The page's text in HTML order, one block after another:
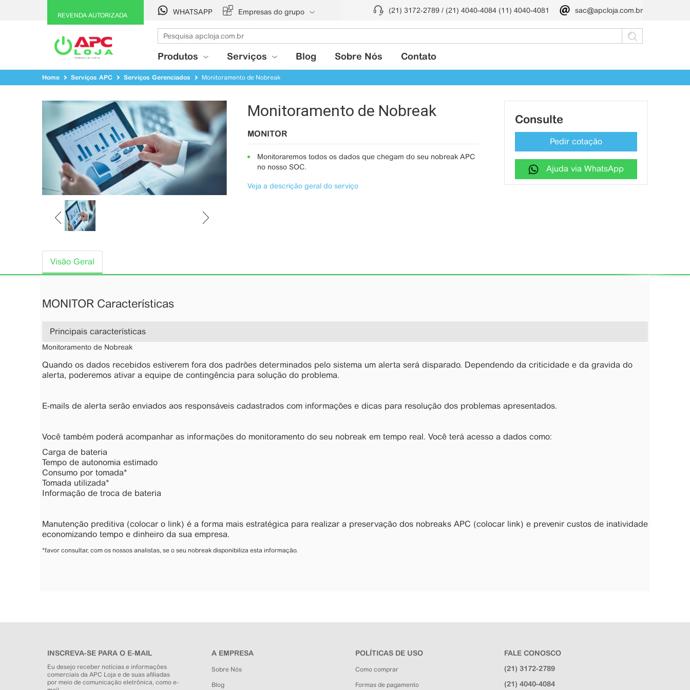
REVENDA AUTORIZADA WHATSAPP Empresas do grupo (21) 3172-2789 / (21) 4040-4084 (11) 4040-4081 sac@apcloja.com.br
Produtos Serviços Blog Sobre Nós Contato
Home Serviços APC Serviços Gerenciados Monitoramento de Nobreak
Monitoramento de Nobreak
MONITOR
Monitoraremos todos os dados que chegam do seu nobreak APC
no nosso SOC.
Veja a descrição geral do serviço
Consulte
Pedir cotação
Ajuda via WhatsApp
Visão Geral
MONITOR Características
Principais características
Monitoramento de Nobreak
Quando os dados recebidos estiverem fora dos padrões determinados pelo sistema um alerta será disparado. Dependendo da criticidade e da gravida do
alerta, poderemos ativar a equipe de contingência para solução do problema.
E-mails de alerta serão enviados aos responsáveis cadastrados com informações e dicas para resolução dos problemas apresentados.
Você também poderá acompanhar as informações do monitoramento do seu nobreak em tempo real. Você terá acesso a dados como:
Carga de bateria
Tempo de autonomia estimado
Consumo por tomada*
Tomada utilizada*
Informação de troca de bateria
Manutenção preditiva (colocar o link) é a forma mais estratégica para realizar a preservação dos nobreaks APC (colocar link) e prevenir custos de inatividade
economizando tempo e dinheiro da sua empresa.
*favor consultar, com os nossos analistas, se o seu nobreak disponibiliza esta informação.
INSCREVA-SE PARA O E-MAIL
Eu desejo receber notícias e informações
comerciais da APC Loja e de suas afiliadas
por meio de comunicação eletrônica, como e-
A EMPRESA
Sobre Nós
Blog
POLÍTICAS DE USO
Como comprar
Formas de pagamento
FALE CONOSCO
(21) 3172-2789
(21) 4040-4084